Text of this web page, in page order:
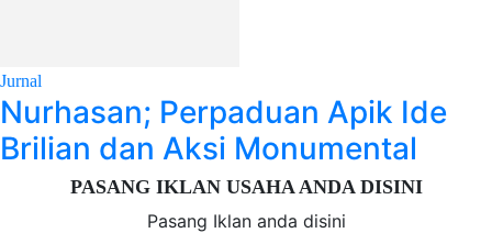
Jurnal
Nurhasan; Perpaduan Apik Ide
Brilian dan Aksi Monumental
PASANG IKLAN USAHA ANDA DISINI
Pasang Iklan anda disini